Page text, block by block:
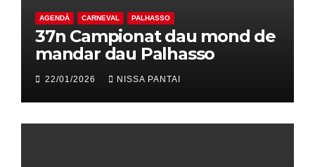
AGENDÀ CARNEVAL PALHASSO
37n Campionat dau mond de
mandar dau Palhasso
22/01/2026 NISSA PANTAI